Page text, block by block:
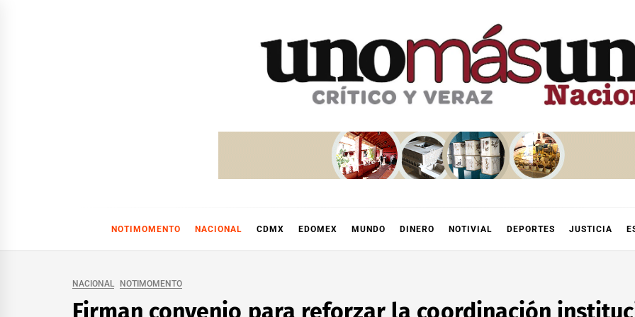
NOTIMOMENTO NACIONAL CDMX EDOMEX MUNDO DINERO NOTIVIAL DEPORTES JUSTICIA
NACIONAL NOTIMOMENTO
Firman convenio para reforzar la coordinación